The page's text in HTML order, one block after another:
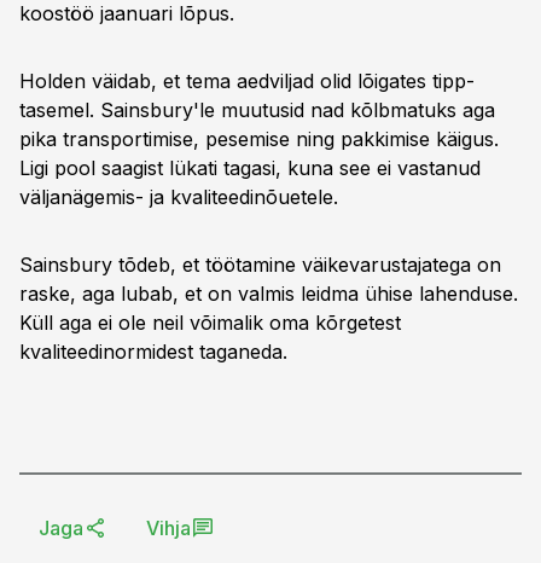
koostöö jaanuari lõpus.
Holden väidab, et tema aedviljad olid lõigates tipp-
tasemel. Sainsbury'le muutusid nad kõlbmatuks aga
pika transportimise, pesemise ning pakkimise käigus.
Ligi pool saagist lükati tagasi, kuna see ei vastanud
väljanägemis- ja kvaliteedinõuetele.
Sainsbury tõdeb, et töötamine väikevarustajatega on
raske, aga lubab, et on valmis leidma ühise lahenduse.
Küll aga ei ole neil võimalik oma kõrgetest
kvaliteedinormidest taganeda.
Jaga Vihja